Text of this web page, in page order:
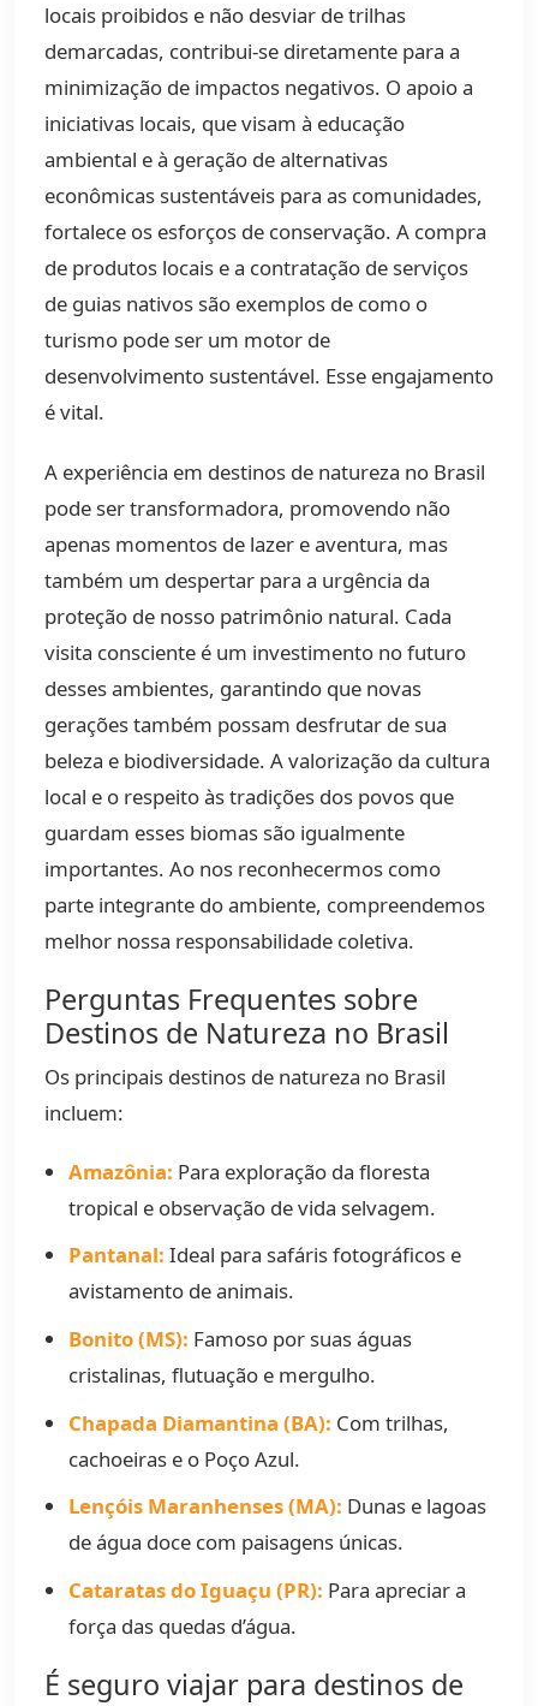
locais proibidos e não desviar de trilhas
demarcadas, contribui-se diretamente para a
minimização de impactos negativos. O apoio a
iniciativas locais, que visam à educação
ambiental e à geração de alternativas
econômicas sustentáveis para as comunidades,
fortalece os esforços de conservação. A compra
de produtos locais e a contratação de serviços
de guias nativos são exemplos de como o
turismo pode ser um motor de
desenvolvimento sustentável. Esse engajamento
é vital.
A experiência em destinos de natureza no Brasil
pode ser transformadora, promovendo não
apenas momentos de lazer e aventura, mas
também um despertar para a urgência da
proteção de nosso patrimônio natural. Cada
visita consciente é um investimento no futuro
desses ambientes, garantindo que novas
gerações também possam desfrutar de sua
beleza e biodiversidade. A valorização da cultura
local e o respeito às tradições dos povos que
guardam esses biomas são igualmente
importantes. Ao nos reconhecermos como
parte integrante do ambiente, compreendemos
melhor nossa responsabilidade coletiva.
Perguntas Frequentes sobre
Destinos de Natureza no Brasil
Os principais destinos de natureza no Brasil
incluem:
Amazônia: Para exploração da floresta
tropical e observação de vida selvagem.
Pantanal: Ideal para safáris fotográficos e
avistamento de animais.
Bonito (MS): Famoso por suas águas
cristalinas, flutuação e mergulho.
Chapada Diamantina (BA): Com trilhas,
cachoeiras e o Poço Azul.
Lençóis Maranhenses (MA): Dunas e lagoas
de água doce com paisagens únicas.
Cataratas do Iguaçu (PR): Para apreciar a
força das quedas d’água.
É seguro viajar para destinos de